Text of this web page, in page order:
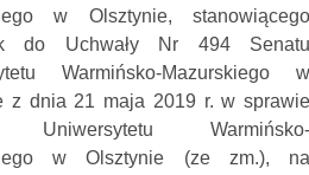
w Olsztynie, stanowiącego
do Uchwały Nr 494 Senatu
Warmińsko-Mazurskiego w
z dnia 21 maja 2019 r. w sprawie
Uniwersytetu Warmińsko-
w Olsztynie (ze zm.), na